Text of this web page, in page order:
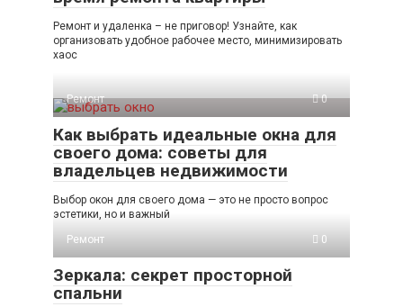
Ремонт и удаленка – не приговор! Узнайте, как
организовать удобное рабочее место, минимизировать
хаос
Ремонт 0
Как выбрать идеальные окна для
своего дома: советы для
владельцев недвижимости
Выбор окон для своего дома — это не просто вопрос
эстетики, но и важный
Ремонт
0
Зеркала: секрет просторной
спальни